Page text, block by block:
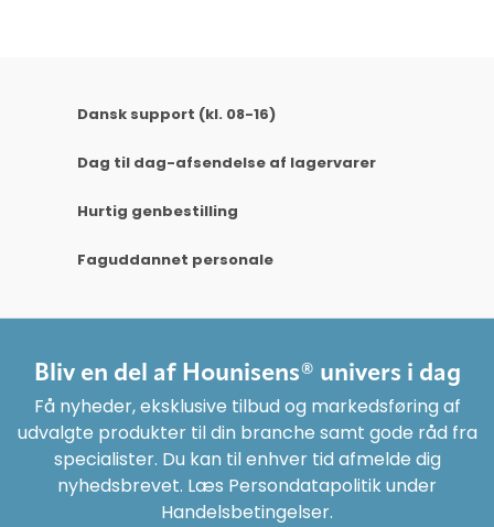
Dansk support (kl. 08-16)
Dag til dag-afsendelse af lagervarer
Hurtig genbestilling
Faguddannet personale
Bliv en del af Hounisens® univers i dag
Få nyheder, eksklusive tilbud og markedsføring af
udvalgte produkter til din branche samt gode råd fra
specialister. Du kan til enhver tid afmelde dig
nyhedsbrevet. Læs Persondatapolitik under
Handelsbetingelser.